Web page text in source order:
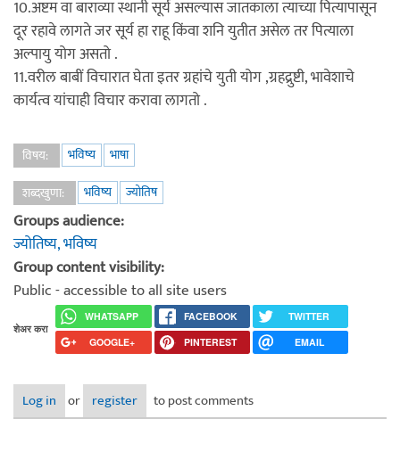
10.अष्टम वा बाराव्या स्थानी सूर्य असल्यास जातकाला त्याच्या पित्यापासून
दूर रहावे लागते जर सूर्य हा राहू किंवा शनि युतीत असेल तर पित्याला
अल्पायु योग असतो .
11.वरील बाबीं विचारात घेता इतर ग्रहांचे युती योग ,ग्रहद्रुष्टी, भावेशाचे
कार्यत्व यांचाही विचार करावा लागतो .
विषय: भविष्य
भाषा
शब्दखुणा:
भविष्य ज्योतिष
Groups audience:
ज्योतिष्य, भविष्य
Group content visibility:
Public - accessible to all site users
शेअर करा
WHATSAPP FACEBOOK
TWITTER
GOOGLE+
PINTEREST EMAIL
Log in or register to post comments